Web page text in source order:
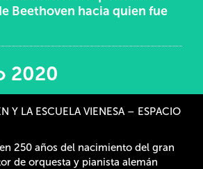
Beethoven hacia quien fue
2020
Y LA ESCUELA VIENESA – ESPACIO
250 años del nacimiento del gran
de orquesta y pianista alemán